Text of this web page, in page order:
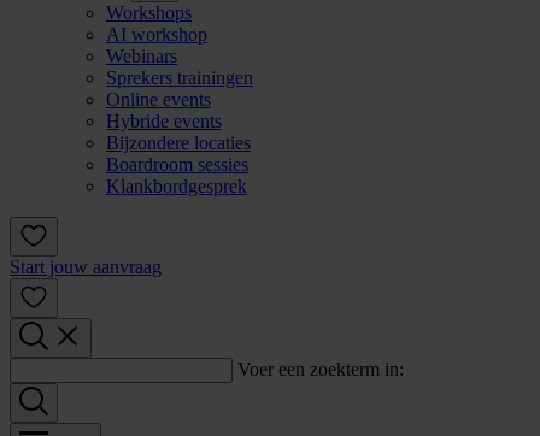
Workshops
AI workshop
Webinars
Sprekers trainingen
Online events
Hybride events
Bijzondere locaties
Boardroom sessies
Klankbordgesprek
Start jouw aanvraag
Voer een zoekterm in: